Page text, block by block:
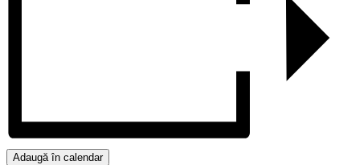
Adaugă în calendar